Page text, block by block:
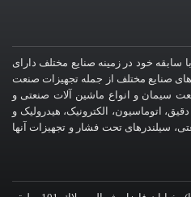
سابقه خود در زمینه صنایع مختلف دارای
های صنایع مختلف از جمله تجهیزات صنعت
سیمان و انواع ماشین آلات صنعتی و
اتوماسیون، الکترونیک، هیدرولیک و
سیلندرهای تحت فشار و تجهیزات آنها